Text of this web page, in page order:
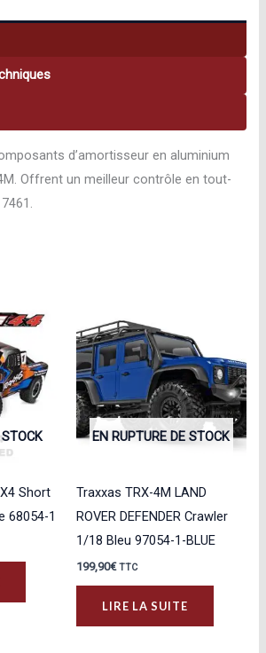
d’amortisseur en aluminium
Offrent un meilleur contrôle en tout-
Short
68054-1
EN RUPTURE DE STOCK
Traxxas TRX-4M LAND
ROVER DEFENDER Crawler
1/18 Bleu 97054-1-BLUE
199,90€ TTC
LIRE LA SUITE